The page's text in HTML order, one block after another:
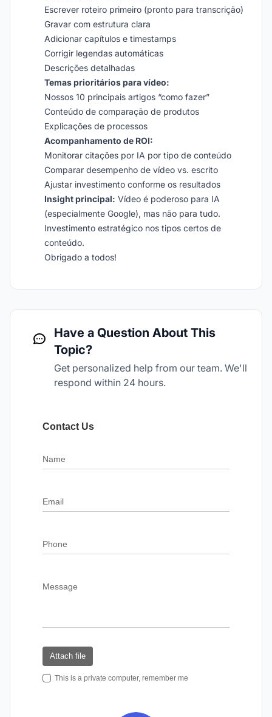
Escrever roteiro primeiro (pronto para transcrição)
Gravar com estrutura clara
Adicionar capítulos e timestamps
Corrigir legendas automáticas
Descrições detalhadas
Temas prioritários para vídeo:
Nossos 10 principais artigos “como fazer”
Conteúdo de comparação de produtos
Explicações de processos
Acompanhamento de ROI:
Monitorar citações por IA por tipo de conteúdo
Comparar desempenho de vídeo vs. escrito
Ajustar investimento conforme os resultados
Insight principal: Vídeo é poderoso para IA
(especialmente Google), mas não para tudo.
Investimento estratégico nos tipos certos de
conteúdo.
Obrigado a todos!
Have a Question About This
Topic?
Get personalized help from our team. We'll
respond within 24 hours.